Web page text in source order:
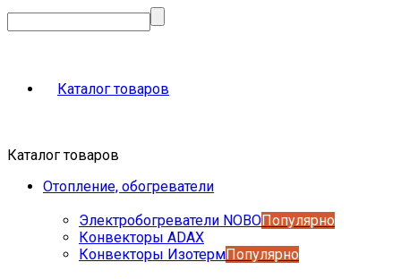
Каталог товаров
Каталог товаров
Отопление, обогреватели
Электробогреватели NOBOПопулярно
Конвекторы ADAX
Конвекторы ИзотермПопулярно